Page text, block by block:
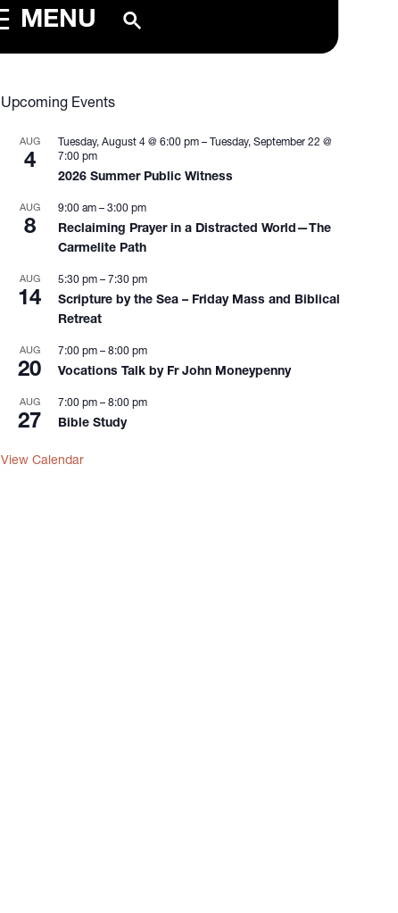
MENU
Upcoming Events
AUG
4
Tuesday, August 4 @ 6:00 pm –
Tuesday, September 22 @
7:00 pm
2026 Summer Public Witness
AUG
8
9:00 am –3:00 pm
Reclaiming Prayer in a Distracted World—The
Carmelite Path
AUG
14
5:30 pm – 7:30 pm
Scripture by the Sea – Friday Mass and Biblical
Retreat
AUG
20
7:00 pm –8:00 pm
Vocations Talk by Fr John Moneypenny
AUG
27
7:00 pm –8:00 pm
Bible Study
View Calendar